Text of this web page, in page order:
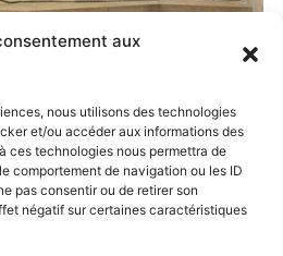
aux
nous utilisons des technologies
et/ou accéder aux informations des
ces technologies nous permettra de
comportement de navigation ou les ID
pas consentir ou de retirer son
négatif sur certaines caractéristiques
2017
curé . Both comments and
closed.